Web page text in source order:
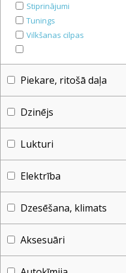
Stiprinājumi
Tunings
Vilkšanas cilpas
Piekare, ritošā daļa
Dzinējs
Lukturi
Elektrība
Dzesēšana, klimats
Aksesuāri